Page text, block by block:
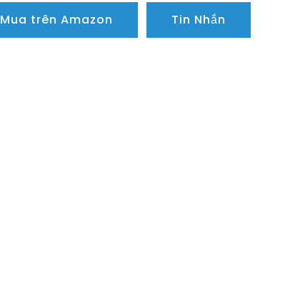
Mua trên Amazon Tin Nhắn